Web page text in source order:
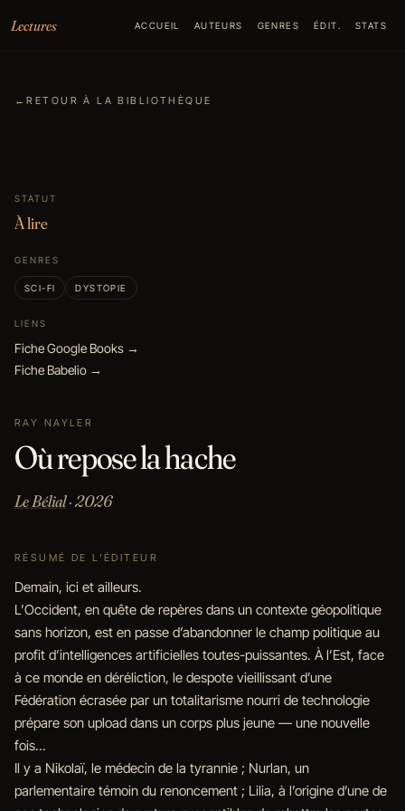
Lectures
ACCUEIL AUTEURS GENRES ÉDIT. STATS
←RETOUR À LA BIBLIOTHÈQUE
STATUT
À lire
GENRES
SCI-FI DYSTOPIE
LIENS
Fiche Google Books →
Fiche Babelio →
RAY NAYLER
Où repose la hache
Le Bélial· 2026
RÉSUMÉ DE L'ÉDITEUR
Demain, ici et ailleurs.
L’Occident, en quête de repères dans un contexte géopolitique
sans horizon, est en passe d’abandonner le champ politique au
profit d’intelligences artificielles toutes-puissantes. À l’Est, face
à ce monde en déréliction, le despote vieillissant d’une
Fédération écrasée par un totalitarisme nourri de technologie
prépare son upload dans un corps plus jeune — une nouvelle
fois...
Il y a Nikolaï, le médecin de la tyrannie ; Nurlan, un
parlementaire témoin du renoncement ; Lilia, à l’origine d’une de